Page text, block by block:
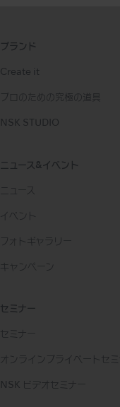
ブランド
Create it
プロのための究極の道具
NSK STUDIO
ニュース&イベント
ニュース
イベント
フォトギャラリー
キャンペーン
セミナー
セミナー
オンラインプライベートセミ
NSK ビデオセミナー